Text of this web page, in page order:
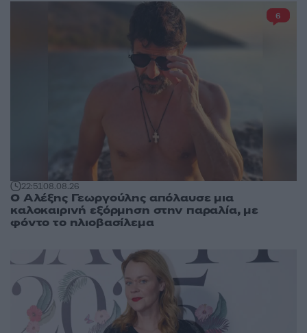
22:5108.08.26
Ο Αλέξης Γεωργούλης απόλαυσε μια
καλοκαιρινή εξόρμηση στην παραλία, με
φόντο το ηλιοβασίλεμα
6